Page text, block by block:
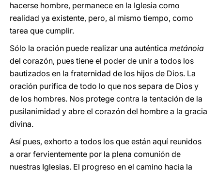
hacerse hombre, permanece en la Iglesia como
realidad ya existente, pero, al mismo tiempo, como
tarea que cumplir.
Sólo la oración puede realizar una auténtica metánoia
del corazón, pues tiene el poder de unir a todos los
bautizados en la fraternidad de los hijos de Dios. La
oración purifica de todo lo que nos separa de Dios y
de los hombres. Nos protege contra la tentación de la
pusilanimidad y abre el corazón del hombre a la gracia
divina.
Así pues, exhorto a todos los que están aquí reunidos
a orar fervientemente por la plena comunión de
nuestras Iglesias. El progreso en el camino hacia la